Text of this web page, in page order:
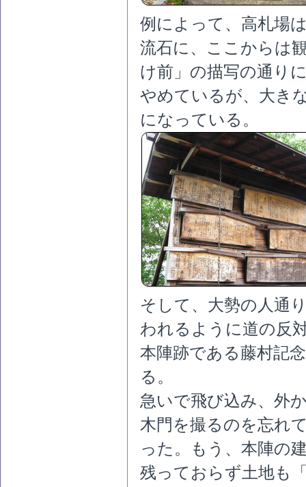
例によって、高札場
流石に、ここからは
け前」の描写の通り
やめているが、大き
になっている。
そして、大勢の人通
われるように道の反
本陣跡である藤村記
る。
急いで飛び込み、外
木門を撮るのを忘れ
った。もう、本陣の
残っておらず土地も